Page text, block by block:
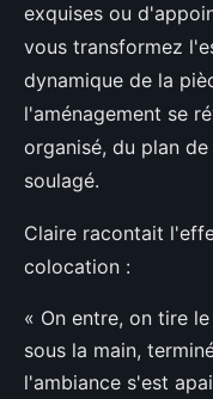
exquises ou
vous transformez
dynamique de la
l'aménagement se
organisé, du plan
soulagé.
Claire racontait
colocation :
« On entre, on tire
sous la main,
l'ambiance s'est